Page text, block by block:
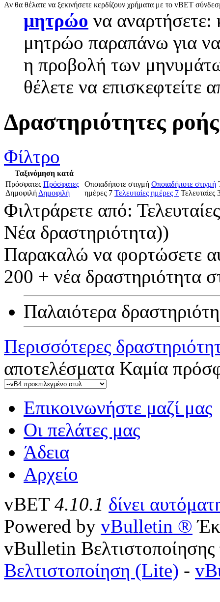
Αν θα θέλατε να ξεκινήσετε κερδίζουν χρήματα με το vBET
μητρώο να αναρτήσετε:
μητρώο παραπάνω για
η προβολή των
θέλετε να επισκεφτείτε
Δραστηριότητες ροής
Φίλτρο
Ταξινόμηση κατά
Πρόσφατες Πρόσφατες
Δημοφιλή Δημοφιλή
Οποιαδήποτε στιγμή Οποιαδήποτε στιγμή
ημέρες 7 Τελευταίες ημέρες 7 Τελευταίες
Φιλτράρετε από:
Νέα δραστηριότητα))
Παρακαλώ να φορτώσετε
200 + νέα δραστηριότητα
Παλαιότερα
Περισσότερες
αποτελέσματα Καμία
Επικοινωνήστε μαζί μας
Οι πελάτες μας
Άδεια
Αρχείο
vBET 4.10.1 δίνει
Powered by vBulletin ®
vBulletin
Βελτιστοποίηση (Lite) -